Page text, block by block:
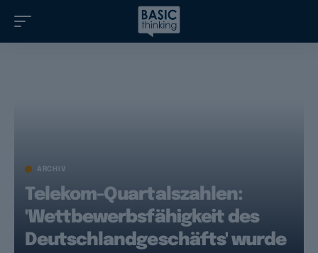
ARCHIV
Telekom-Quartalszahlen:
'Wettbewerbsfähigkeit des
Deutschlandgeschäfts' wurde